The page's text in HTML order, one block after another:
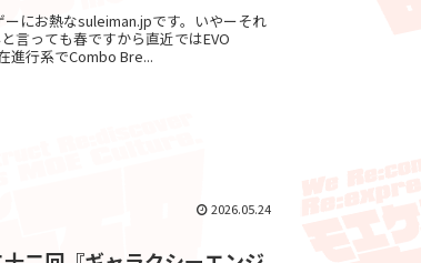
にお熱なsuleiman.jpです。いやーそれ
言っても春ですから直近ではEVO
進行系でCombo Bre...
2026.05.24